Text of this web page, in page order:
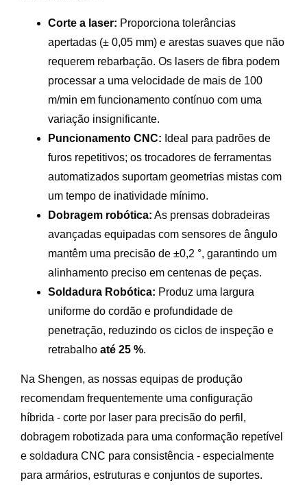
Corte a laser: Proporciona tolerâncias
apertadas (± 0,05 mm) e arestas suaves que não
requerem rebarbação. Os lasers de fibra podem
processar a uma velocidade de mais de 100
m/min em funcionamento contínuo com uma
variação insignificante.
Puncionamento CNC: Ideal para padrões de
furos repetitivos; os trocadores de ferramentas
automatizados suportam geometrias mistas com
um tempo de inatividade mínimo.
Dobragem robótica: As prensas dobradeiras
avançadas equipadas com sensores de ângulo
mantêm uma precisão de ±0,2 °, garantindo um
alinhamento preciso em centenas de peças.
Soldadura Robótica: Produz uma largura
uniforme do cordão e profundidade de
penetração, reduzindo os ciclos de inspeção e
retrabalho até 25 %.
Na Shengen, as nossas equipas de produção
recomendam frequentemente uma configuração
híbrida - corte por laser para precisão do perfil,
dobragem robotizada para uma conformação repetível
e soldadura CNC para consistência - especialmente
para armários, estruturas e conjuntos de suportes.